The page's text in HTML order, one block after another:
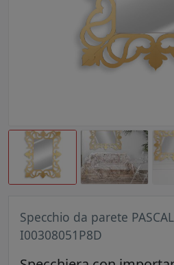
Specchio da parete
I00308051P8D